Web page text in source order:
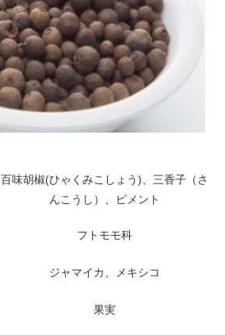
百味胡椒(ひゃくみこしょう)、三香子（さ
んこうし）、ピメント
フトモモ科
ジャマイカ、メキシコ
果実